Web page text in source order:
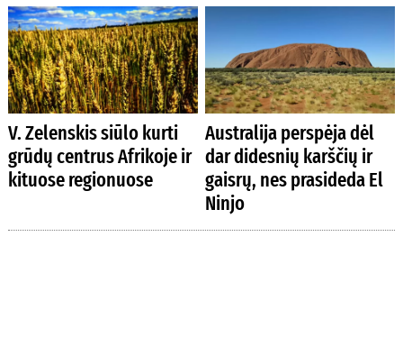
V. Zelenskis siūlo kurti
grūdų centrus Afrikoje ir
kituose regionuose
Australija perspėja dėl
dar didesnių karščių ir
gaisrų, nes prasideda El
Ninjo